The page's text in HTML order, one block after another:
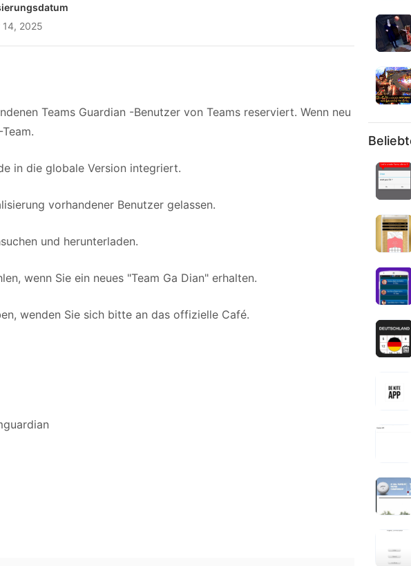
2025
Teams Guardian -Benutzer von Teams reserviert. Wenn neu
in die globale Version integriert.
vorhandener Benutzer gelassen.
und herunterladen.
wenn Sie ein neues "Team Ga Dian" erhalten.
wenden Sie sich bitte an das offizielle Café.